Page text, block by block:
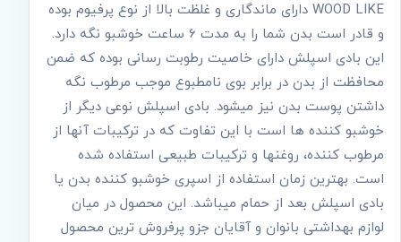
WOOD LIKE دارای ماندگاری و غلظت بالا از نوع پرفیوم بوده
و قادر است بدن شما را به مدت 6 ساعت خوشبو نگه دارد.
این بادی اسپلش دارای خاصیت رطوبت رسانی بوده که ضمن
محافظت از بدن در برابر بوی نامطبوع موجب مرطوب نگه
داشتن پوست بدن نیز می‎شود. بادی اسپلش نوعی دیگر از
خوشبو کننده‎ ها است با این تفاوت که در ترکیبات آنها از
مرطوب کننده، روغن‎ها و ترکیبات طبیعی استفاده شده
است. بهترین زمان استفاده از اسپری خوشبو کننده بدن یا
بادی اسپلش بعد از حمام می‎باشد. این محصول در میان
لوازم بهداشتی بانوان و آقایان جزو پرفروش ترین محصول